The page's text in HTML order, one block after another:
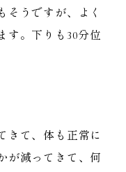
そうですが、よく
す。下りも30分位
きて、体も正常に
が減ってきて、何